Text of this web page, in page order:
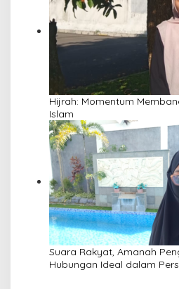
Hijrah: Momentum
Islam
Suara Rakyat, Amanah
Hubungan Ideal dalam